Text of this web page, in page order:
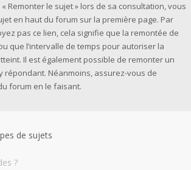
Remonter le sujet » lors de sa consultation, vous
en haut du forum sur la première page. Par
pas ce lien, cela signifie que la remontée de
que l’intervalle de temps pour autoriser la
Il est également possible de remonter un
répondant. Néanmoins, assurez-vous de
forum en le faisant.
de sujets
?